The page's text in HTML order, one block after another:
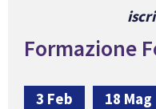
Formazione
3 Feb 18 Mag